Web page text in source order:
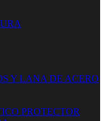
Y LANA DE ACERO
PROTECTOR